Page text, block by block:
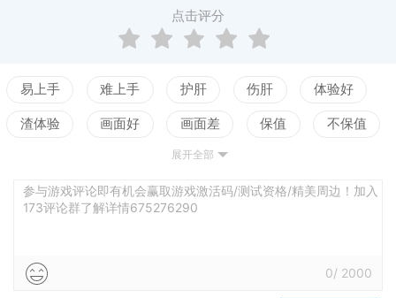
点击评分
易上手 难上手 护肝 伤肝 体验好
渣体验 画面好 画面差 保值 不保值
测试
立绘不行 声优赞 声优拉胯 世界观佳
展开全部
参与游戏评论即有机会赢取游戏激活码/测试资格/精美周边！加入
173评论群了解详情675276290
0/ 2000